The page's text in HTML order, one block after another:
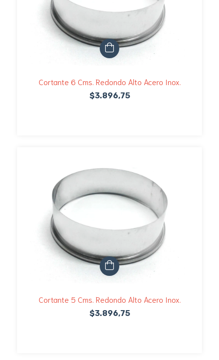
Cortante 6 Cms. Redondo Alto Acero Inox.
$3.896,75
Cortante 5 Cms. Redondo Alto Acero Inox.
$3.896,75